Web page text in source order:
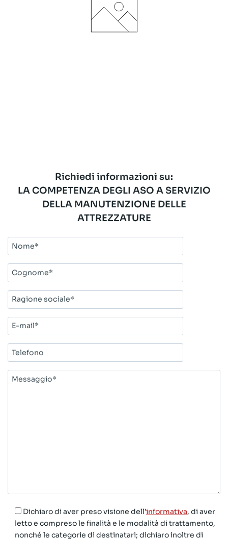
Richiedi informazioni su:
LA COMPETENZA DEGLI ASO A SERVIZIO
DELLA MANUTENZIONE DELLE
ATTREZZATURE
Nome*
Cognome*
Ragione
sociale*
E-
mail*
Telefono
Messaggio*
Dichiaro di aver preso visione dell’informativa, di aver
letto e compreso le finalità e le modalità di trattamento,
nonché le categorie di destinatari; dichiaro inoltre di